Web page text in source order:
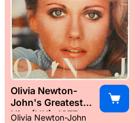
Olivia Newton-
John's Greatest
Hits (UK), 1977
Olivia Newton-John